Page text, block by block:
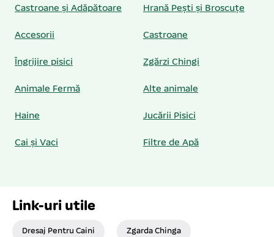
Castroane și Adăpătoare Hrană Pești și Broscuțe
Accesorii Castroane
Îngrijire pisici Zgărzi Chingi
Animale Fermă Alte animale
Haine Jucării Pisici
Cai și Vaci Filtre de Apă
Link-uri utile
Dresaj Pentru Caini Zgarda Chinga